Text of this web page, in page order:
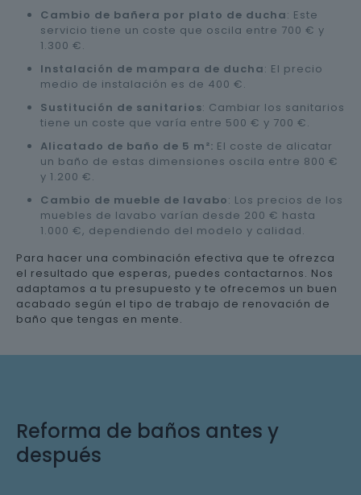
Cambio de bañera por plato de ducha: Este
servicio tiene un coste que oscila entre 700 € y
1.300 €.
Instalación de mampara de ducha: El precio
medio de instalación es de 400 €.
Sustitución de sanitarios: Cambiar los sanitarios
tiene un coste que varía entre 500 € y 700 €.
Alicatado de baño de 5 m²: El coste de alicatar
un baño de estas dimensiones oscila entre 800 €
y 1.200 €.
Cambio de mueble de lavabo: Los precios de los
muebles de lavabo varían desde 200 € hasta
1.000 €, dependiendo del modelo y calidad.
Para hacer una combinación efectiva que te ofrezca
el resultado que esperas, puedes contactarnos. Nos
adaptamos a tu presupuesto y te ofrecemos un buen
acabado según el tipo de trabajo de renovación de
baño que tengas en mente.
Reforma de baños antes y
después